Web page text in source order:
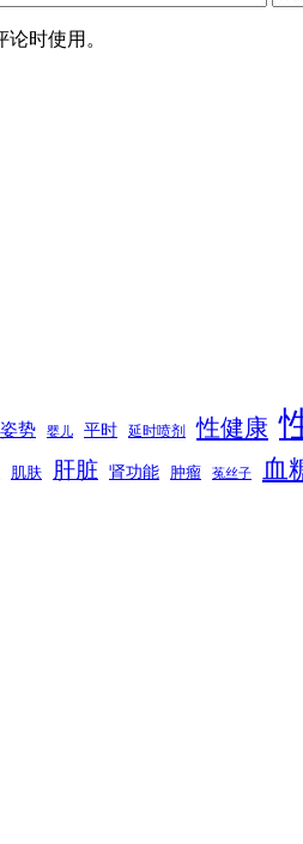
时使用。
姿势 婴儿 平时 延时喷剂 性健康
肌肤 肝脏 肾功能 肿瘤 菟丝子 血